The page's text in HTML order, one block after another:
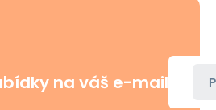
na váš e-mail